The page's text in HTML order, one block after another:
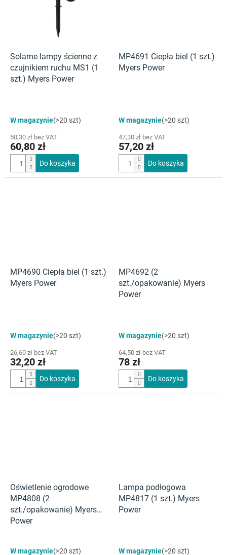
Solarne lampy ścienne z
czujnikiem ruchu MS1 (1
szt.) Myers Power
W magazynie(>20 szt)
50,30 zł bez VAT
60,80 zł
Do koszyka
MP4691 Ciepła biel (1 szt.)
Myers Power
W magazynie(>20 szt)
47,30 zł bez VAT
57,20 zł
Do koszyka
MP4690 Ciepła biel (1 szt.)
Myers Power
W magazynie(>20 szt)
26,60 zł bez VAT
32,20 zł
Do koszyka
MP4692 (2
szt./opakowanie) Myers
Power
W magazynie(>20 szt)
64,50 zł bez VAT
78 zł
Do koszyka
Oświetlenie ogrodowe
MP4808 (2
szt./opakowanie) Myers
Power
W magazynie(>20 szt)
Lampa podłogowa
MP4817 (1 szt.) Myers
Power
W magazynie(>20 szt)